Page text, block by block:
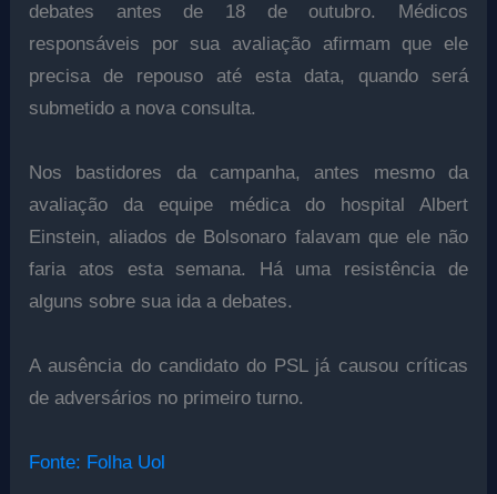
debates antes de 18 de outubro. Médicos
responsáveis por sua avaliação afirmam que ele
precisa de repouso até esta data, quando será
submetido a nova consulta.
Nos bastidores da campanha, antes mesmo da
avaliação da equipe médica do hospital Albert
Einstein, aliados de Bolsonaro falavam que ele não
faria atos esta semana. Há uma resistência de
alguns sobre sua ida a debates.
A ausência do candidato do PSL já causou críticas
de adversários no primeiro turno.
Fonte: Folha Uol